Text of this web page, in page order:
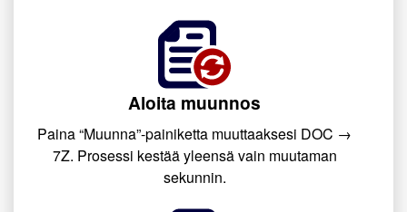
Aloita muunnos
Paina “Muunna”-painiketta muuttaaksesi DOC →
7Z. Prosessi kestää yleensä vain muutaman
sekunnin.